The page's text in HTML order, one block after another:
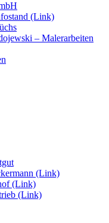
(Link)
– Malerarbeiten
(Link)
(Link)
(Link)